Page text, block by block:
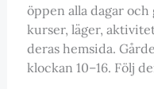
öppen alla dagar
kurser, läger,
deras hemsida.
klockan 10–16. Följ